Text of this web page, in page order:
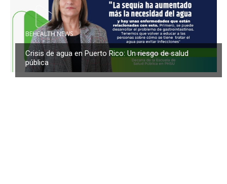
BEHEALTH NEWS
Crisis de agua en Puerto Rico: Un riesgo de salud
pública